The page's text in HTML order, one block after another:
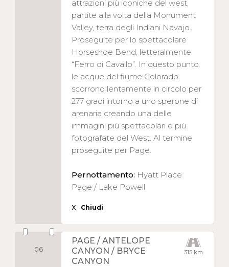
attrazioni più iconiche del west,
partite alla volta della Monument
Valley, terra degli Indiani Navajo.
Proseguite per lo spettacolare
Horseshoe Bend, letteralmente
“Ferro di Cavallo”. In questo punto
le acque del fiume Colorado
scorrono lentamente in circolo per
277 gradi intorno a uno sperone di
arenaria creando una delle
immagini più spettacolari e più
fotografate del West. Al termine
proseguite per Page.
Pernottamento: Hyatt Place
Page / Lake Powell
X Chiudi
06 315 km
PAGE / ANTELOPE
CANYON / BRYCE
CANYON